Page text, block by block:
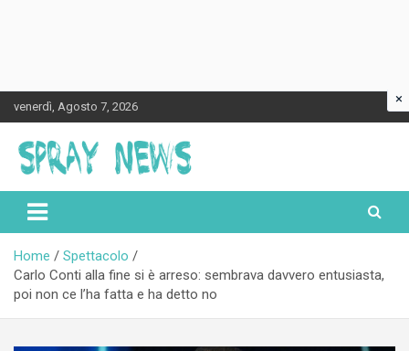
to
content
venerdì, Agosto 7, 2026
Spraynews.it
Home
Spettacolo
Carlo Conti alla fine si è arreso: sembrava davvero entusiasta,
poi non ce l’ha fatta e ha detto no
×